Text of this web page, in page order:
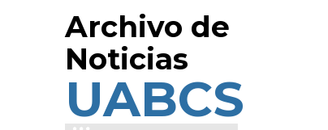
Archivo de
Noticias
UABCS